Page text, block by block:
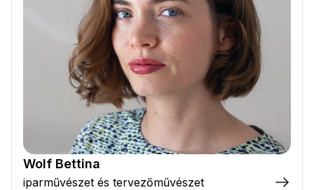
Wolf Bettina
iparművészet és tervezőművészet